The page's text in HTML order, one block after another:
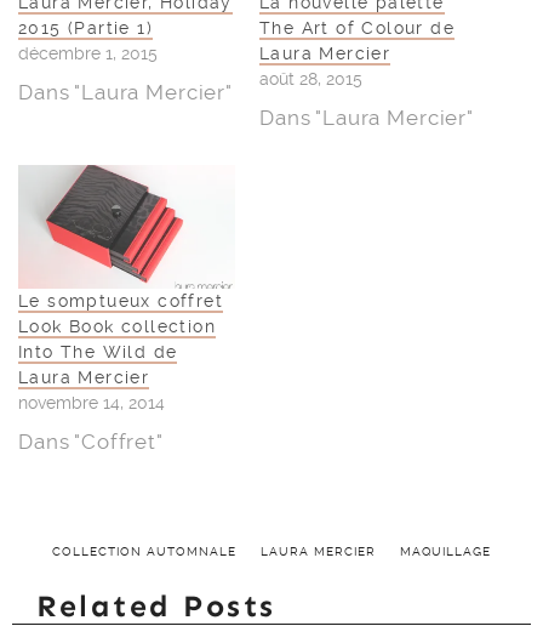
2015 (Partie 1)
décembre 1, 2015
Dans "Laura Mercier"
The Art of Colour de
Laura Mercier
août 28, 2015
Dans "Laura Mercier"
Le somptueux coffret
Look Book collection
Into The Wild de
Laura Mercier
novembre 14, 2014
Dans "Coffret"
COLLECTION AUTOMNALE LAURA MERCIER MAQUILLAGE
Related Posts